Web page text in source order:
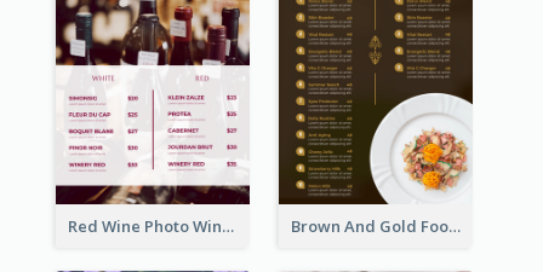
Red Wine Photo Wine And Dine Restaurant Menu Brown And Gold Food Photo Italian Food Menu